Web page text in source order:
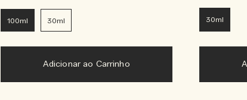
100ml 30ml
Adicionar ao Carrinho
30ml